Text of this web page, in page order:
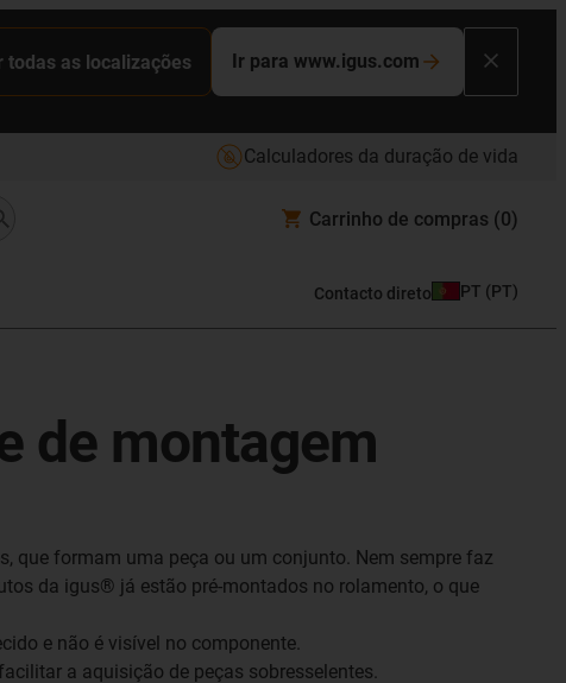
todas as localizações Ir para www.igus.com
Calculadores da duração de vida
Carrinho de compras (0)
Contacto direto PT (PT)
de montagem
que formam uma peça ou um conjunto. Nem sempre faz
da igus® já estão pré-montados no rolamento, o que
e não é visível no componente.
a aquisição de peças sobresselentes.